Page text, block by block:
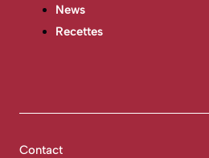
News
Recettes
Contact